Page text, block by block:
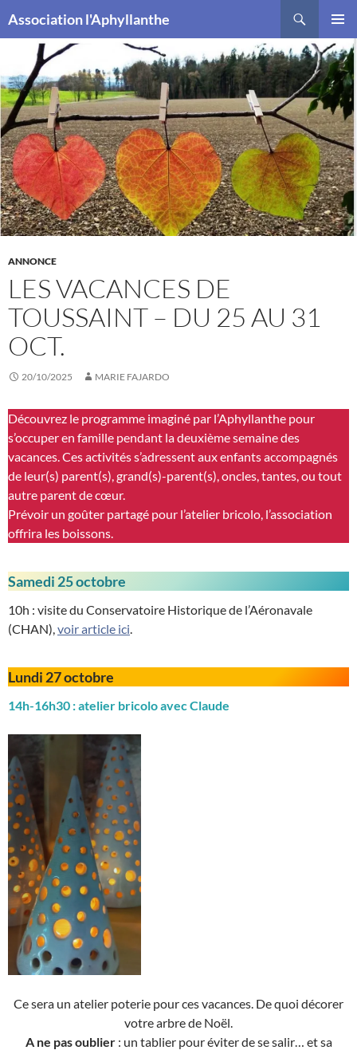
Association l'Aphyllanthe
MENU
CONTENU
ANNONCE
LES VACANCES DE
TOUSSAINT – DU 25 AU 31
OCT.
20/10/2025 MARIE FAJARDO
Découvrez le programme imaginé par l’Aphyllanthe pour
s’occuper en famille pendant la deuxième semaine des
vacances. Ces activités s’adressent aux enfants accompagnés
de leur(s) parent(s), grand(s)-parent(s), oncles, tantes, ou tout
autre parent de cœur.
Prévoir un goûter partagé pour l’atelier bricolo, l’association
offrira les boissons.
Samedi 25 octobre
10h : visite du Conservatoire Historique de l’Aéronavale
(CHAN),voir article ici.
Lundi 27 octobre
14h-16h30 : atelier bricolo avec Claude
Ce sera un atelier poterie pour ces vacances. De quoi décorer
votre arbre de Noël.
A ne pas oublier : un tablier pour éviter de se salir… et sa